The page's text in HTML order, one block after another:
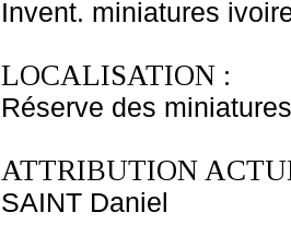
Invent. miniatures
LOCALISATION :
Réserve des
ATTRIBUTION
SAINT Daniel